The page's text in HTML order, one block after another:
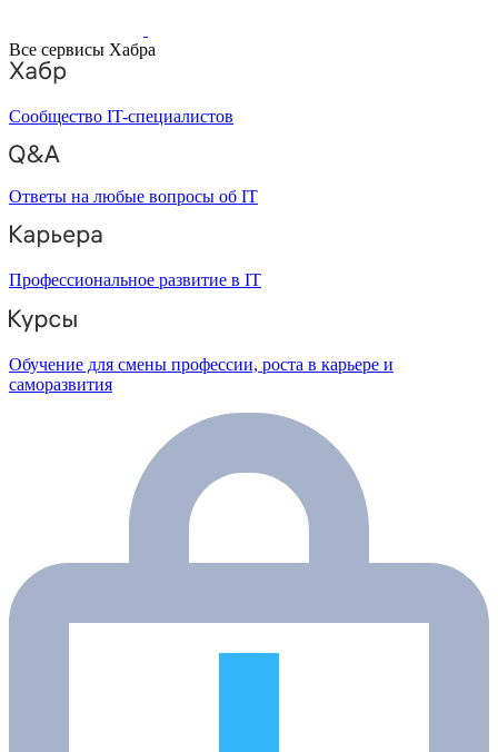
Все сервисы Хабра
Сообщество IT-специалистов
Ответы на любые вопросы об IT
Профессиональное развитие в IT
Обучение для смены профессии, роста в карьере и
саморазвития